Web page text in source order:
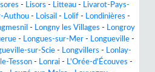
- Lisors - Litteau - Livarot-Pays-
Authou - Loisail - Lolif - Londinières -
- Longny les Villages - Longroy
- Longues-sur-Mer - Longueville -
sur-Scie - Longvillers - Lonlay-
Tesson - Lonrai - L'Orée-d'Écouves -